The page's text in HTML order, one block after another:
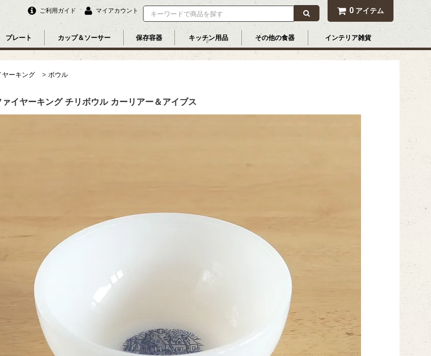
ご利用ガイド マイアカウント 0 アイテム
プレート カップ＆ソーサー 保存容器 キッチン用品 その他の食器 インテリア雑貨
ヤーキング > ボウル
ァイヤーキング チリボウル カーリアー＆アイブス